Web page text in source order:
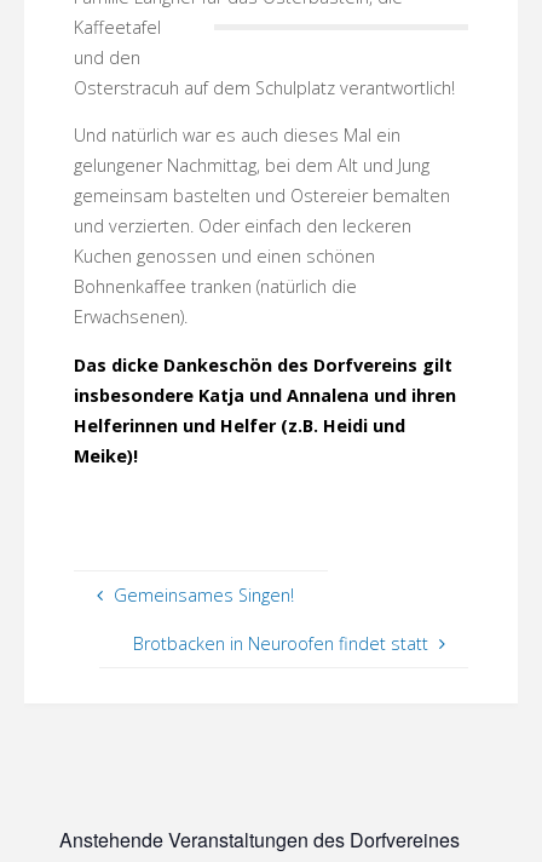
Kaffeetafel
und den
Osterstracuh auf dem Schulplatz verantwortlich!
Und natürlich war es auch dieses Mal ein
gelungener Nachmittag, bei dem Alt und Jung
gemeinsam bastelten und Ostereier bemalten
und verzierten. Oder einfach den leckeren
Kuchen genossen und einen schönen
Bohnenkaffee tranken (natürlich die
Erwachsenen).
Das dicke Dankeschön des Dorfvereins gilt
insbesondere Katja und Annalena und ihren
Helferinnen und Helfer (z.B. Heidi und
Meike)!
Gemeinsames Singen!
Brotbacken in Neuroofen findet statt
Anstehende Veranstaltungen des Dorfvereines